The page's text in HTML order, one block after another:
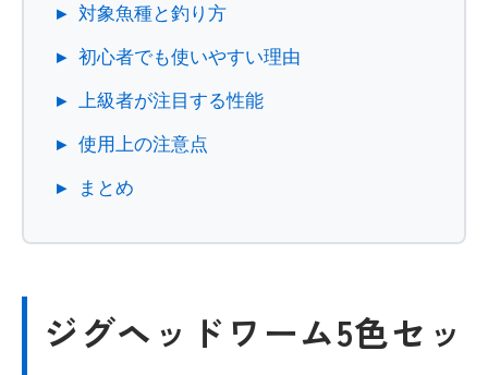
対象魚種と釣り方
初心者でも使いやすい理由
上級者が注目する性能
使用上の注意点
まとめ
ジグヘッドワーム5色セッ